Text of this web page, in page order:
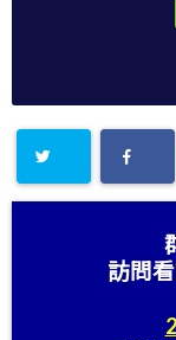
訪問